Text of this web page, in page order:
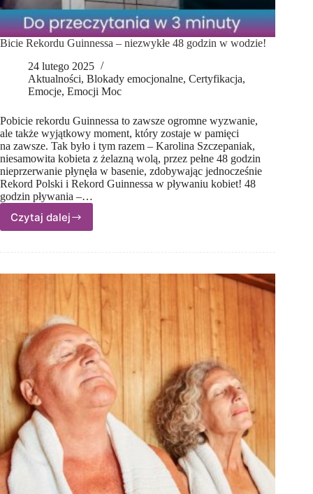
Bicie Rekordu Guinnessa – niezwykłe 48 godzin w wodzie!
24 lutego 2025
Aktualności, Blokady emocjonalne, Certyfikacja,
Emocje, Emocji Moc
Pobicie rekordu Guinnessa to zawsze ogromne wyzwanie,
ale także wyjątkowy moment, który zostaje w pamięci
na zawsze. Tak było i tym razem – Karolina Szczepaniak,
niesamowita kobieta z żelazną wolą, przez pełne 48 godzin
nieprzerwanie płynęła w basenie, zdobywając jednocześnie
Rekord Polski i Rekord Guinnessa w pływaniu kobiet! 48
godzin pływania –…
Czytaj dalej
Bicie
Guinnessa
niezwykłe
godzin
w wodzie!